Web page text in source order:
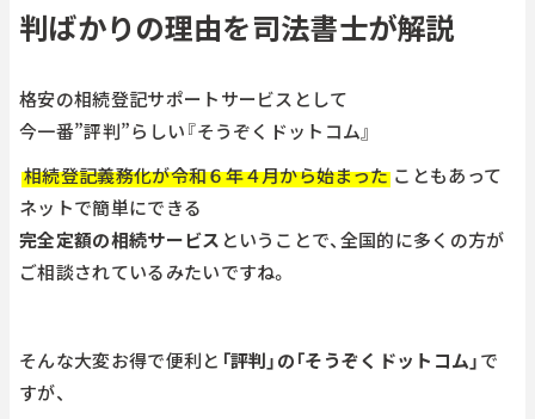
判ばかりの理由を司法書士が解説
格安の相続登記サポートサービスとして
今一番”評判”らしい『そうぞくドットコム』
相続登記義務化が令和６年４月から始まった こともあって
ネットで簡単にできる
完全定額の相続サービス ということで、全国的に多くの方が
ご相談されているみたいですね。
そんな大変お得で便利と 「評判」の「そうぞくドットコム」で
すが、